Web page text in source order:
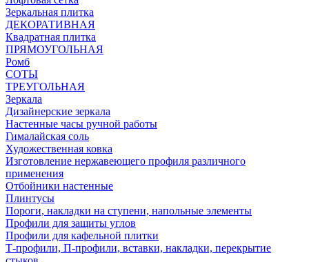
Зеркальная плитка
ДЕКОРАТИВНАЯ
Квадратная плитка
ПРЯМОУГОЛЬНАЯ
Ромб
СОТЫ
ТРЕУГОЛЬНАЯ
Зеркала
Дизайнерские зеркала
Настенные часы ручной работы
Гималайская соль
Художественная ковка
Изготовление нержавеющего профиля различного
применения
Отбойники настенные
Плинтусы
Пороги, накладки на ступени, напольные элементы
Профили для защиты углов
Профили для кафельной плитки
Т-профили, П-профили, вставки, накладки, перекрытие